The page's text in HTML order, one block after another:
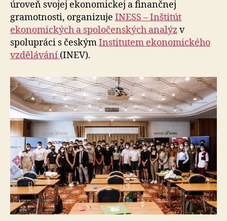
úroveň svojej ekonomickej a finančnej
gramotnosti, organizuje INESS – Inštitút
ekonomických a spoločenských analýzv
spolupráci s českýmInstitutem ekonomického
vzdělávání (INEV).